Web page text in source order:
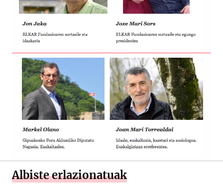
Albiste erlazionatuak